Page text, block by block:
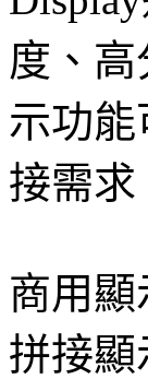
度、
示功
接需求
商用
拼接顯